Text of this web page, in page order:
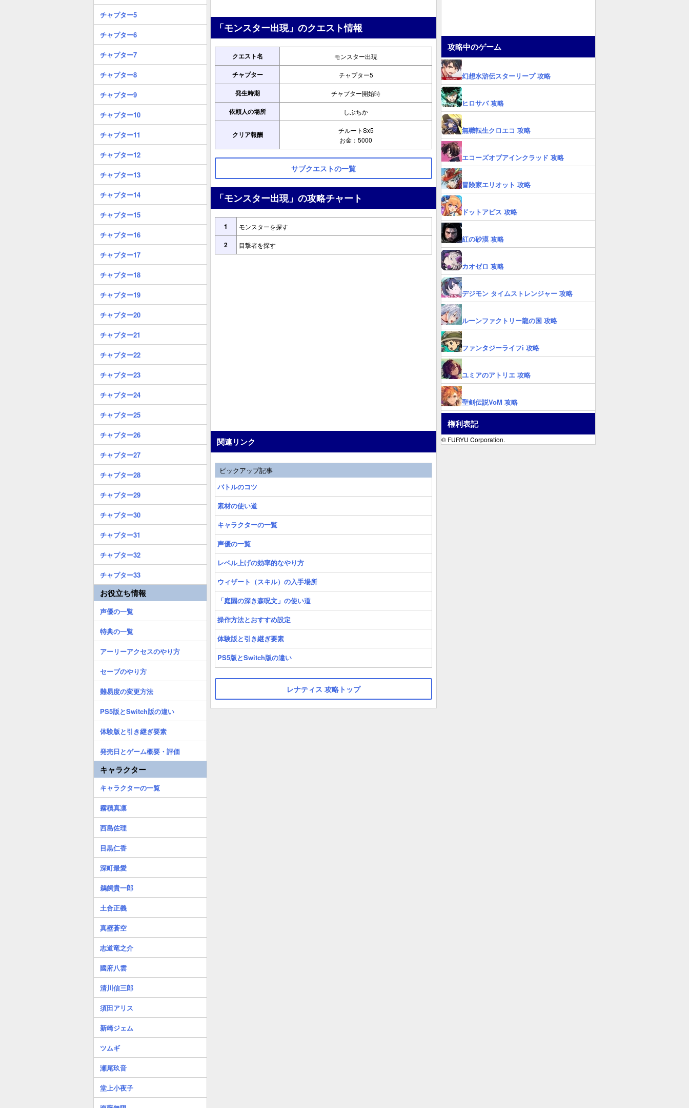
「モンスター出現」のクエスト情報
クエスト名 モンスター出現
チャプター チャプター5
発生時期 チャプター開始時
依頼人の場所 しぶちか
クリア報酬
チルートSx5
お金：5000
サブクエストの一覧
「モンスター出現」の攻略チャート
1 モンスターを探す
2 目撃者を探す
関連リンク
ピックアップ記事
バトルのコツ
素材の使い道
キャラクターの一覧
声優の一覧
レベル上げの効率的なやり方
ウィザート（スキル）の入手場所
「庭園の深き森呪文」の使い道
操作方法とおすすめ設定
体験版と引き継ぎ要素
PS5版とSwitch版の違い
レナティス 攻略トップ
チャプター5
チャプター6
チャプター7
チャプター8
チャプター9
チャプター10
チャプター11
チャプター12
チャプター13
チャプター14
チャプター15
チャプター16
チャプター17
チャプター18
チャプター19
チャプター20
チャプター21
チャプター22
チャプター23
チャプター24
チャプター25
チャプター26
チャプター27
チャプター28
チャプター29
チャプター30
チャプター31
チャプター32
チャプター33
お役立ち情報
声優の一覧
特典の一覧
アーリーアクセスのやり方
セーブのやり方
難易度の変更方法
PS5版とSwitch版の違い
体験版と引き継ぎ要素
発売日とゲーム概要・評価
キャラクター
キャラクターの一覧
霧積真凛
西島佐理
目黒仁香
深町最愛
鵜飼貴一郎
土合正義
真壁蒼空
志道竜之介
國府八雲
清川信三郎
須田アリス
新崎ジェム
ツムギ
瀬尾玖音
堂上小夜子
攻略中のゲーム
幻想水滸伝スターリープ 攻略
ヒロサバ 攻略
無職転生クロエコ 攻略
エコーズオブアインクラッド 攻略
冒険家エリオット 攻略
ドットアビス 攻略
紅の砂漠 攻略
カオゼロ 攻略
デジモン タイムストレンジャー 攻略
ルーンファクトリー龍の国 攻略
ファンタジーライフi 攻略
ユミアのアトリエ 攻略
聖剣伝説VoM 攻略
権利表記
© FURYU Corporation.